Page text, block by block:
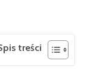
treści